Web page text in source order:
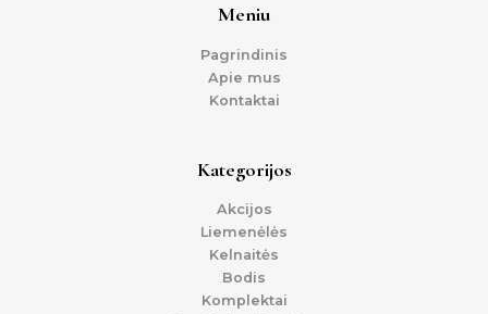
Meniu
Pagrindinis
Apie mus
Kontaktai
Kategorijos
Akcijos
Liemenėlės
Kelnaitės
Bodis
Komplektai